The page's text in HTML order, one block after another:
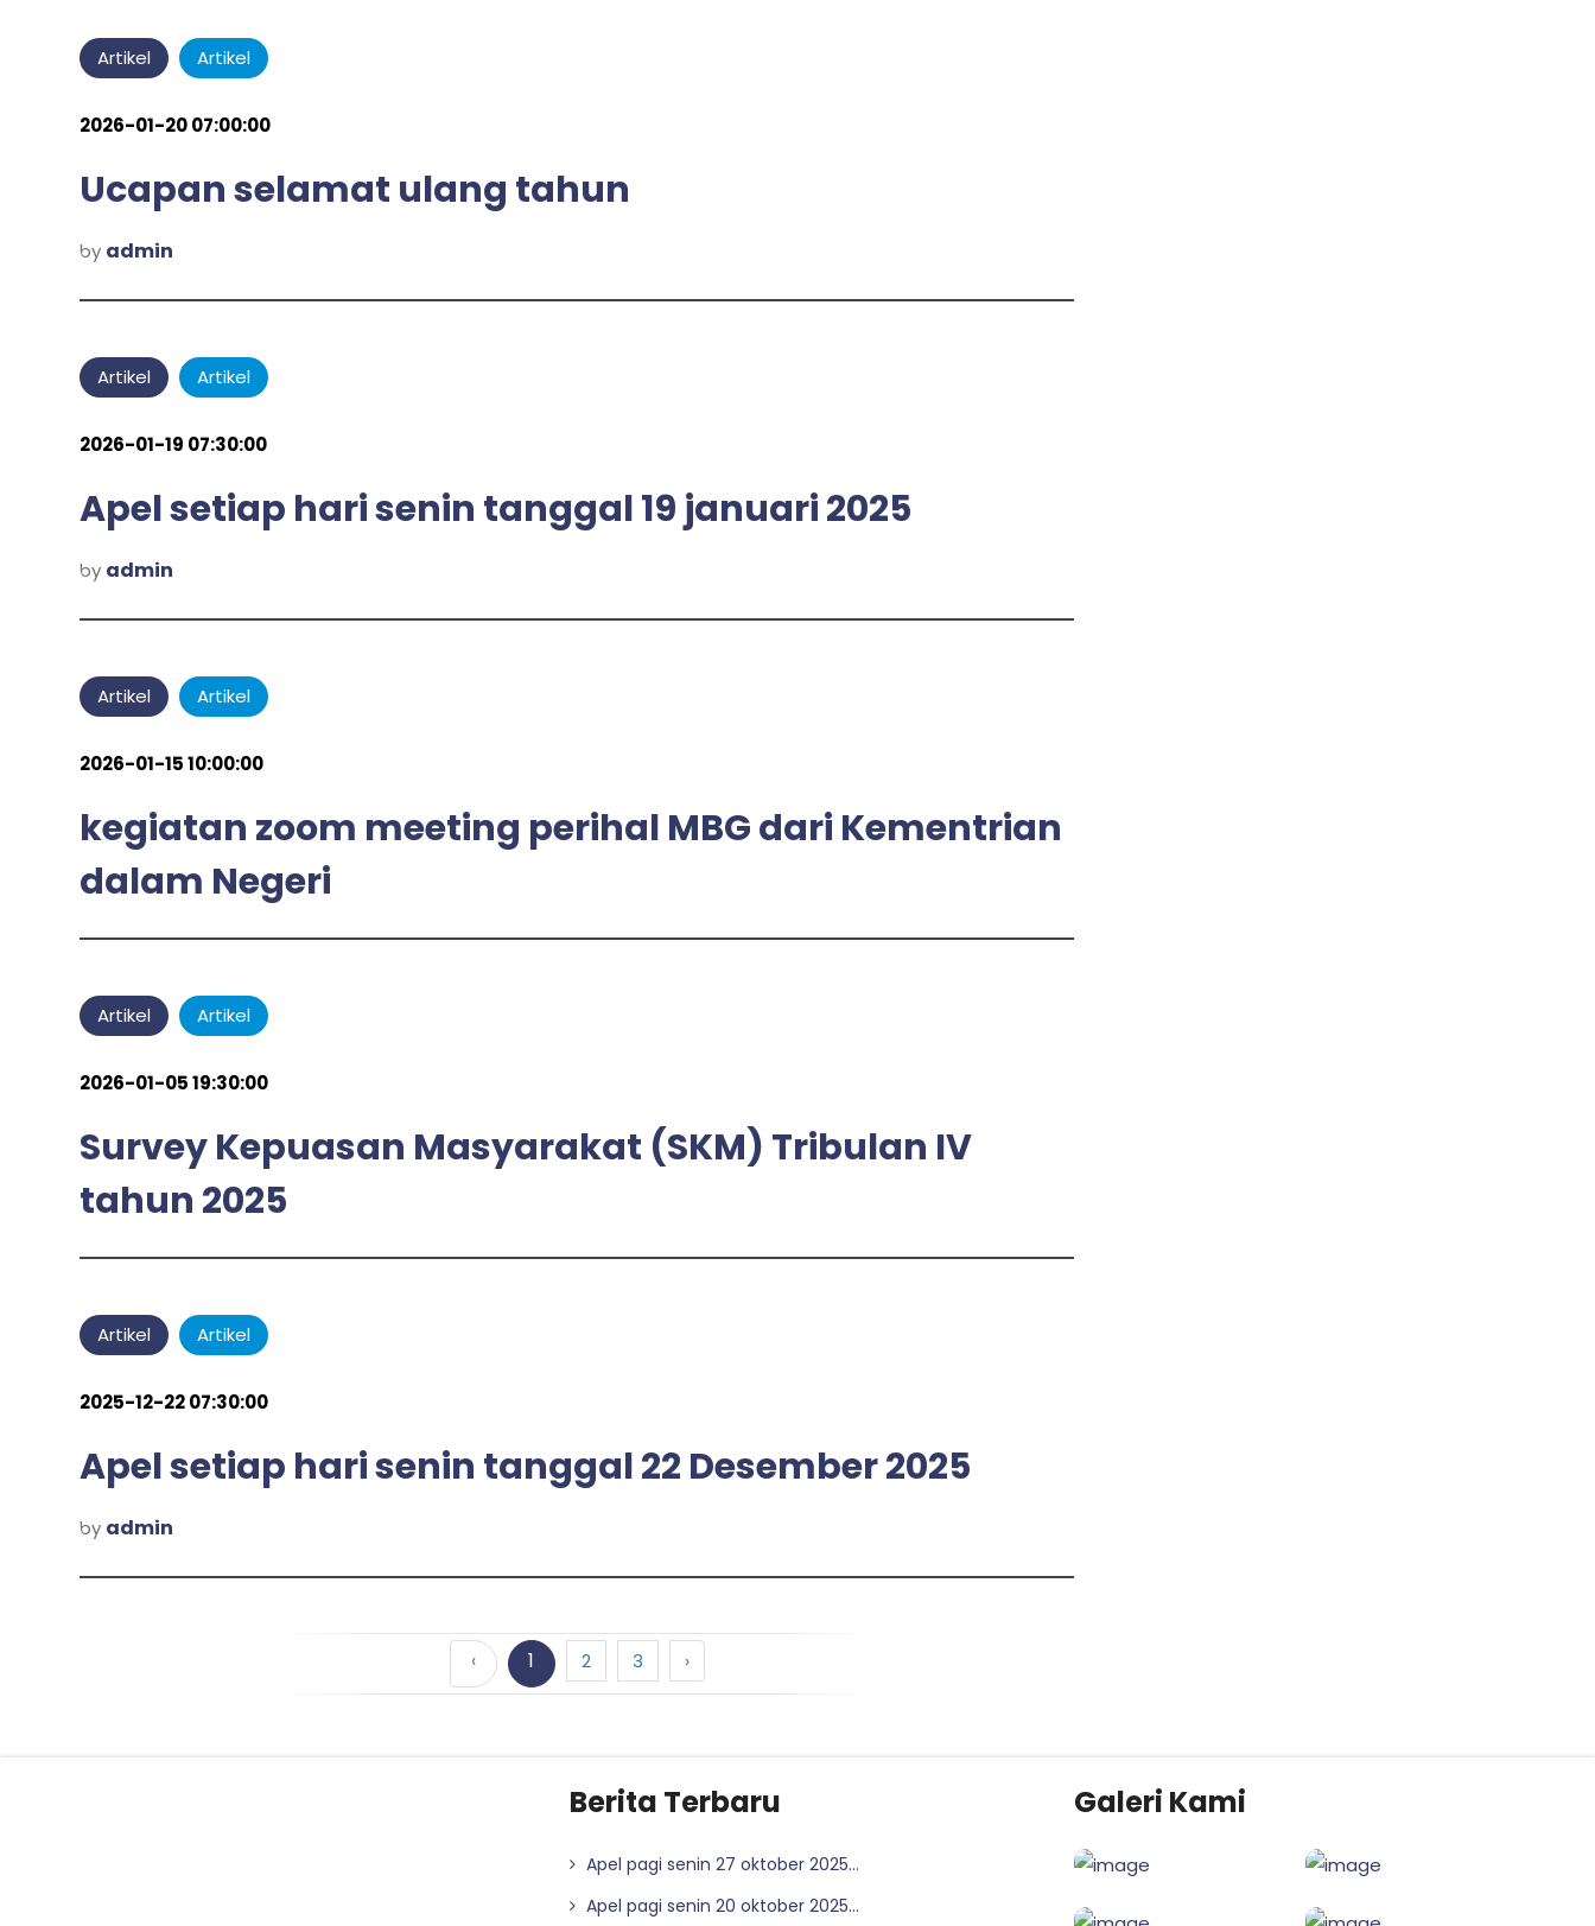
Artikel Artikel
2026-01-20 07:00:00
Ucapan selamat ulang tahun
by admin
Artikel Artikel
2026-01-19 07:30:00
Apel setiap hari senin tanggal 19 januari 2025
by admin
Artikel Artikel
2026-01-15 10:00:00
kegiatan zoom meeting perihal MBG dari Kementrian
dalam Negeri
byadmin
Artikel Artikel
2026-01-05 19:30:00
Survey Kepuasan Masyarakat (SKM) Tribulan IV
tahun 2025
byadmin
Artikel Artikel
2025-12-22 07:30:00
Apel setiap hari senin tanggal 22 Desember 2025
by admin
‹ 1 2 3 ›
Berita Terbaru
Apel pagi senin 27 oktober 2025...
Apel pagi senin 20 oktober 2025...
Galeri Kami